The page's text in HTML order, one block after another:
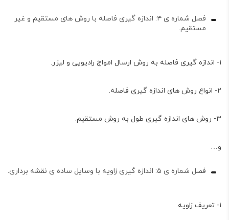
فصل شماره ی ۴: اندازه گیری فاصله با روش های مستقیم و غیر
مستقیم.
۱- اندازه گیری فاصله به روش ارسال امواج رادیویی و لیزر.
۲- انواع روش های اندازه گیری فاصله.
۳- روش های اندازه گیری طول به روش مستقیم.
و…
فصل شماره ی ۵: اندازه گیری زاویه با وسایل ساده ی نقشه برداری.
۱- تعریف زاویه.